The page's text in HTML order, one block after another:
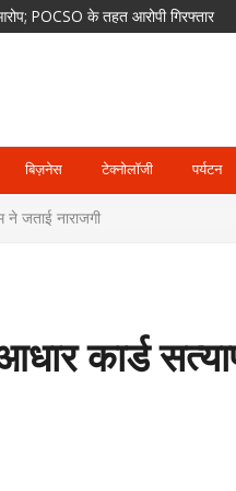
POCSO के तहत आरोपी गिरफ्तार
जलमग्न, पिथौरागढ़ में अलर्ट
हुआ तो तीनों के खिलाफ माना जाएगा
बिज़नेस टेक्नोलॉजी पर्यटन
ने जताई नाराजगी
कार्ड